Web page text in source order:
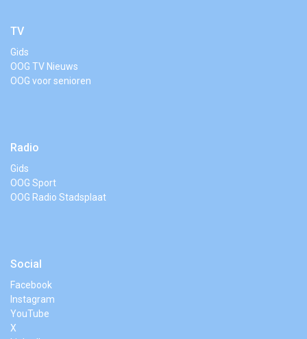
TV
Gids
OOG TV Nieuws
OOG voor senioren
Radio
Gids
OOG Sport
OOG Radio Stadsplaat
Social
Facebook
Instagram
YouTube
X